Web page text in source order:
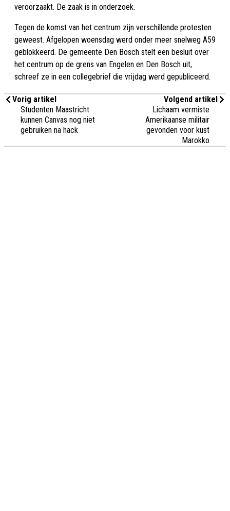
veroorzaakt. De zaak is in onderzoek.
Tegen de komst van het centrum zijn verschillende protesten
geweest. Afgelopen woensdag werd onder meer snelweg A59
geblokkeerd. De gemeente Den Bosch stelt een besluit over
het centrum op de grens van Engelen en Den Bosch uit,
schreef ze in een collegebrief die vrijdag werd gepubliceerd.
Vorig artikel
Studenten Maastricht
kunnen Canvas nog niet
gebruiken na hack
Volgend artikel
Lichaam vermiste
Amerikaanse militair
gevonden voor kust
Marokko